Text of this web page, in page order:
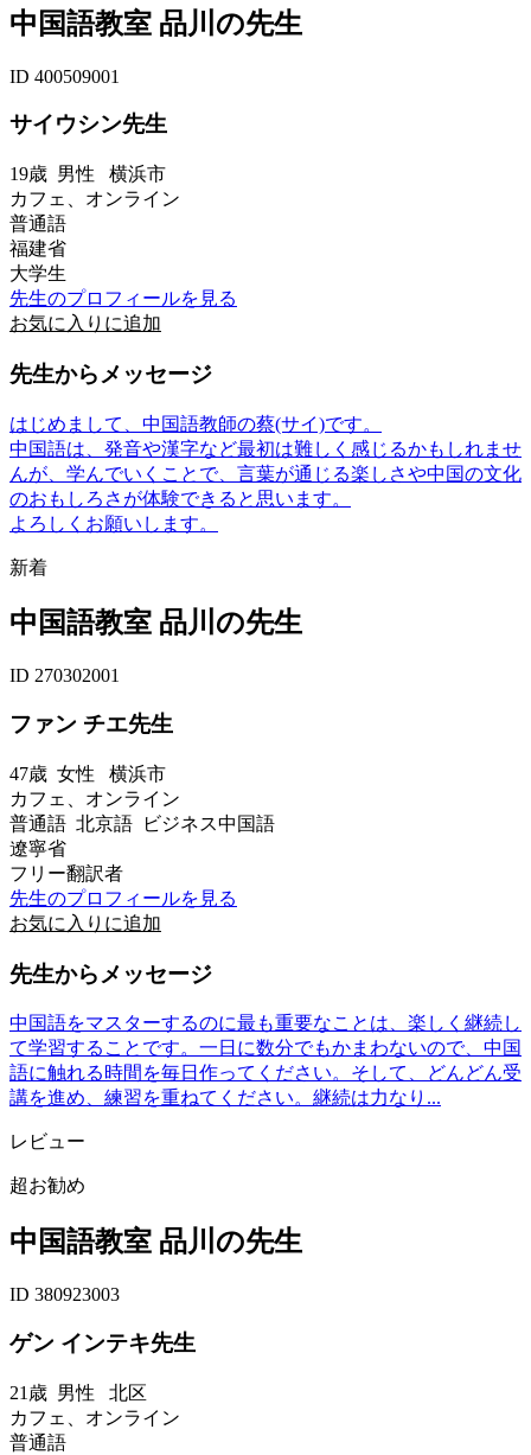
中国語教室 品川の先生
ID 400509001
サイウシン先生
19歳 男性 横浜市
カフェ、オンライン
普通語
福建省
大学生
先生のプロフィールを見る
お気に入りに追加
先生からメッセージ
はじめまして、中国語教師の蔡(サイ)です。
中国語は、発音や漢字など最初は難しく感じるかもしれませ
んが、学んでいくことで、言葉が通じる楽しさや中国の文化
のおもしろさが体験できると思います。
よろしくお願いします。
新着
中国語教室 品川の先生
ID 270302001
ファン チエ先生
47歳 女性 横浜市
カフェ、オンライン
普通語 北京語 ビジネス中国語
遼寧省
フリー翻訳者
先生のプロフィールを見る
お気に入りに追加
先生からメッセージ
中国語をマスターするのに最も重要なことは、楽しく継続し
て学習することです。一日に数分でもかまわないので、中国
語に触れる時間を毎日作ってください。そして、どんどん受
講を進め、練習を重ねてください。継続は力なり...
レビュー
超お勧め
中国語教室 品川の先生
ID 380923003
ゲン インテキ先生
21歳 男性 北区
カフェ、オンライン
普通語